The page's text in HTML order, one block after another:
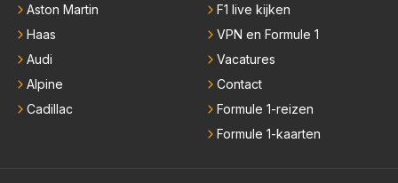
Aston Martin
Haas
Audi
Alpine
Cadillac
F1 live kijken
VPN en Formule 1
Vacatures
Contact
Formule 1-reizen
Formule 1-kaarten